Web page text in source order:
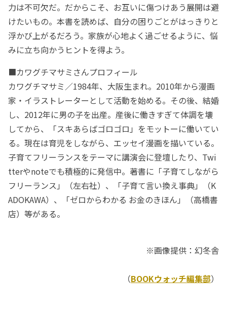
力は不可欠だ。だからこそ、お互いに傷つけあう展開は避
けたいもの。本書を読めば、自分の困りごとがはっきりと
浮かび上がるだろう。家族が心地よく過ごせるように、悩
みに立ち向かうヒントを得よう。
■カワグチマサミさんプロフィール
カワグチマサミ／1984年、大阪生まれ。2010年から漫画
家・イラストレーターとして活動を始める。その後、結婚
し、2012年に男の子を出産。産後に働きすぎて体調を壊
してから、「スキあらばゴロゴロ」をモットーに働いてい
る。現在は育児をしながら、エッセイ漫画を描いている。
子育てフリーランスをテーマに講演会に登壇したり、Twi
tterやnoteでも積極的に発信中。著書に「子育てしながら
フリーランス」（左右社）、「子育て言い換え事典」（K
ADOKAWA）、「ゼロからわかる お金のきほん」（高橋書
店）等がある。
※画像提供：幻冬舎
（BOOKウォッチ編集部）